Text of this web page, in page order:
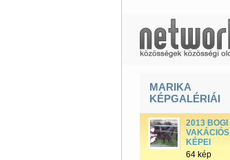
MARIKA
KÉPGALÉRIÁI
2013 BOGI
VAKÁCIÓS
KÉPEI
64 kép